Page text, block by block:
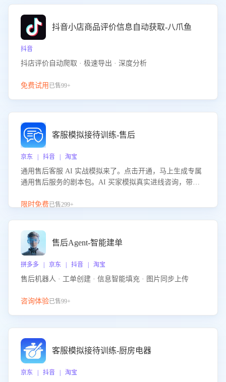
抖音小店商品评价信息自动获取-八爪鱼
抖音
抖店评价自动爬取 · 极速导出 · 深度分析
免费试用 已售99+
客服模拟接待训练-售后
京东 | 抖音 | 淘宝
通用售后客服 AI 实战模拟来了。点击开通，马上生成专属
通用售后服务的剧本包。AI 买家模拟真实进线咨询，带您
的应对要点，轻松提升服务能力。
限时免费已售299+
售后Agent-智能建单
拼多多 | 京东 | 抖音 | 淘宝
售后机器人 · 工单创建 · 信息智能填充 · 图片同步上传
咨询体验已售99+
客服模拟接待训练-厨房电器
京东 | 抖音 | 淘宝